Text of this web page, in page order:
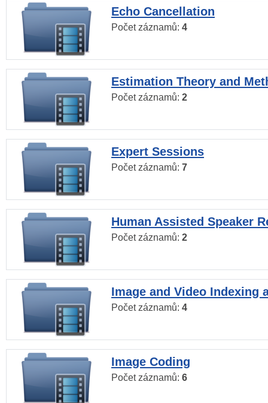
Echo Cancellation
Počet záznamů: 4
Estimation Theory and
Počet záznamů: 2
Expert Sessions
Počet záznamů: 7
Human Assisted Speaker
Počet záznamů: 2
Image and Video Indexing
Počet záznamů: 4
Image Coding
Počet záznamů: 6